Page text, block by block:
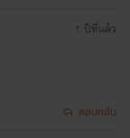
1 ปีที่แล้ว
ตอบกลับ